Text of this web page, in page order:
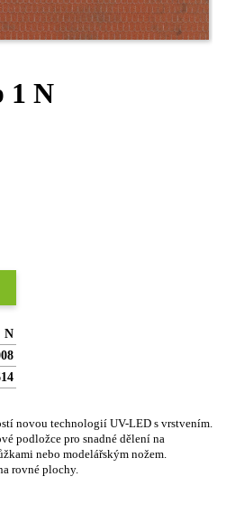
1 N
N
novou technologií UV-LED s vrstvením.
podložce pro snadné dělení na
nebo modelářským nožem.
rovné plochy.